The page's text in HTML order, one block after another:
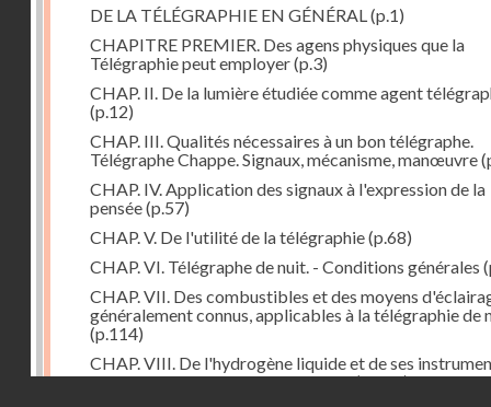
DE LA TÉLÉGRAPHIE EN GÉNÉRAL (p.1)
CHAPITRE PREMIER. Des agens physiques que la
Télégraphie peut employer(p.3)
CHAP. II. De la lumière étudiée comme agent
(p.12)
CHAP. III. Qualités nécessaires à un bon télégraphe.
Télégraphe Chappe. Signaux, mécanisme, manœuvre
CHAP. IV. Application des signaux à l'expression de la
pensée(p.57)
CHAP. V. De l'utilité de la télégraphie(p.68)
CHAP. VI. Télégraphe de nuit. - Conditions générales
CHAP. VII. Des combustibles et des moyens
généralement connus, applicables à la télégraphie de
(p.114)
CHAP. VIII. De l'hydrogène liquide et de ses
d'emploi dans la télégraphie de nuit(p.142)